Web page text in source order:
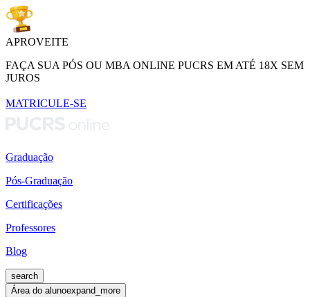
APROVEITE
FAÇA SUA PÓS OU MBA ONLINE PUCRS EM ATÉ 18X SEM
JUROS
MATRICULE-SE
Graduação
Pós-Graduação
Certificações
Professores
Blog
search
Área do alunoexpand_more